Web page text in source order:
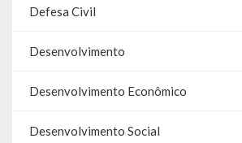
Galeria de Vereadores
Galeria de Fotos
Vídeos
Programas
Defesa Civil
Desenvolvimento
Desenvolvimento Econômico
Desenvolvimento Social